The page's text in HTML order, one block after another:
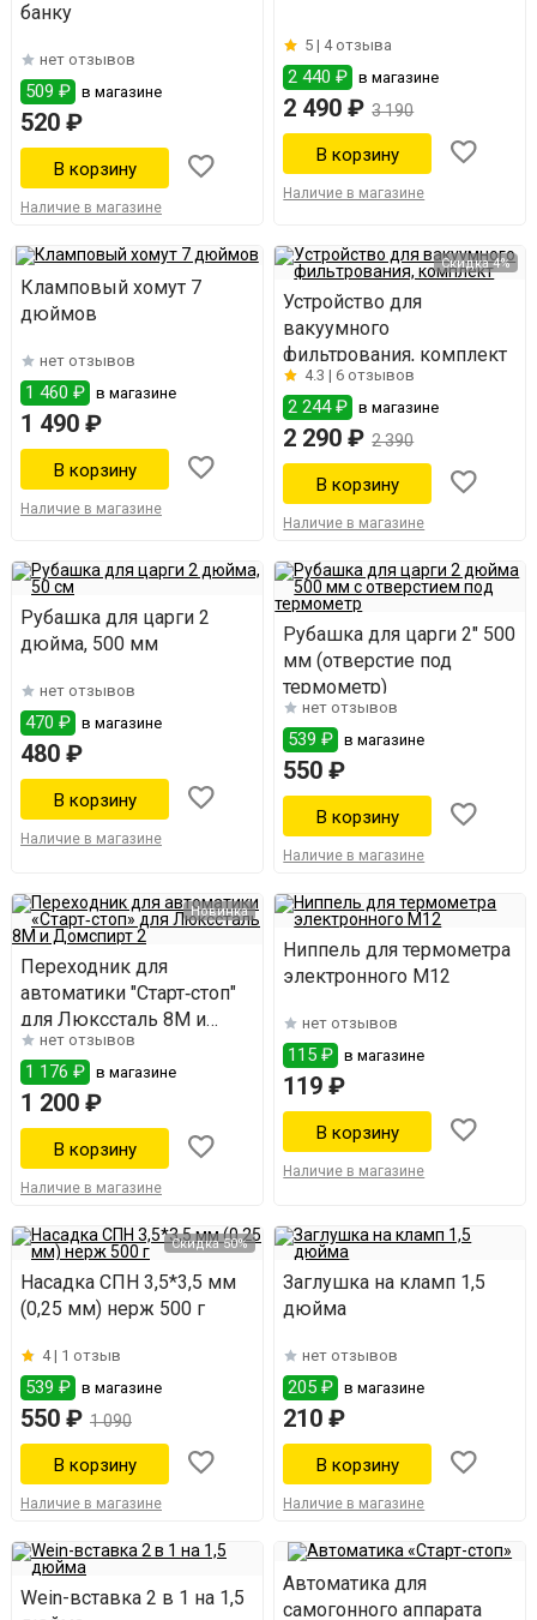
банку
нет отзывов
509 ₽ в магазине
520 ₽
Наличие в магазине
5 | 4 отзыва
2 440 ₽ в магазине
2 490 ₽ 3 190
Наличие в магазине
Кламповый хомут 7
дюймов
нет отзывов
1 460 ₽ в магазине
1 490 ₽
Наличие в магазине
Скидка 4%
Устройство для
вакуумного
фильтрования, комплект
4.3 |6 отзывов
2 244 ₽ в магазине
2 290 ₽ 2 390
Наличие в магазине
Рубашка для царги 2
дюйма, 500 мм
нет отзывов
470 ₽ в магазине
480 ₽
Наличие в магазине
Рубашка для царги 2" 500
мм (отверстие под
термометр)
нет отзывов
539 ₽ в магазине
550 ₽
Наличие в магазине
Новинка
Переходник для
автоматики "Старт‑стоп"
для Люкссталь 8М и
Домспирт 2
нет отзывов
1 176 ₽ в магазине
1 200 ₽
Наличие в магазине
Ниппель для термометра
электронного М12
нет отзывов
115 ₽ в магазине
119 ₽
Наличие в магазине
Скидка 50%
Насадка СПН 3,5*3,5 мм
(0,25 мм) нерж 500 г
4 | 1 отзыв
539 ₽ в магазине
550 ₽ 1 090
Наличие в магазине
Заглушка на кламп 1,5
дюйма
нет отзывов
205 ₽ в магазине
210 ₽
Наличие в магазине
Wein-вставка 2 в 1 на 1,5
Автоматика для
самогонного аппарата